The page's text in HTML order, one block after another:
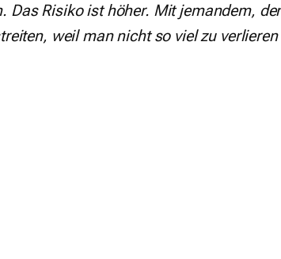
Das Risiko ist höher. Mit jemandem,
weil man nicht so viel zu